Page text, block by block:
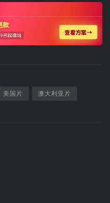
美国片 澳大利亚片